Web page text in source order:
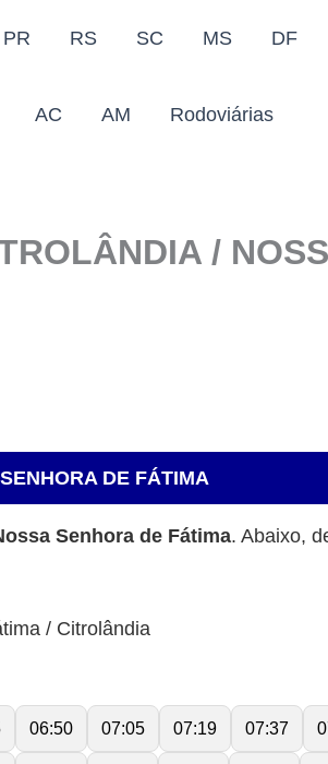
PR RS SC MS DF
AC AM Rodoviárias
/
DE FÁTIMA
Senhora de Fátima. Abaixo,
/ Citrolândia
06:50 07:05 07:19 07:37